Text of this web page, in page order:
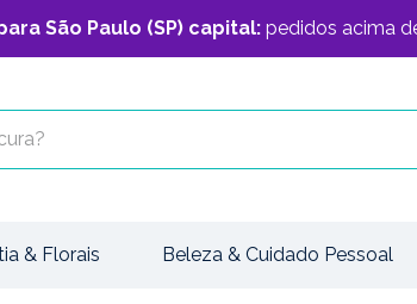
São Paulo (SP) capital: pedidos acima
& Florais Beleza & Cuidado Pessoal